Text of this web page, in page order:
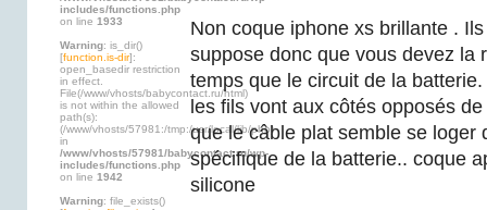
includes/functions.php
on line 1933
Warning: is_dir()
[function.is-dir]:
open_basedir restriction
in effect.
File(/www/vhosts/babycontact.ru/html)
is not within the allowed
path(s):
(/www/vhosts/57981:/tmp:/usr/local/lib/php)
in
/www/vhosts/57981/babycontact.ru/wp-
includes/functions.php
on line 1942
Warning: file_exists()
Non coque iphone xs brillante .
suppose donc que vous devez la
temps que le circuit de la batterie.
les fils vont aux côtés opposés
que le câble plat semble se loger
spécifique de la batterie.. coque
silicone